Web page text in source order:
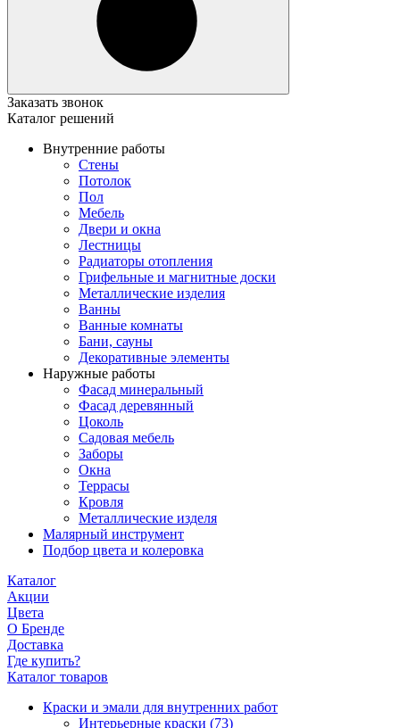
Заказать звонок
Каталог решений
Внутренние работы
Стены
Потолок
Пол
Мебель
Двери и окна
Лестницы
Радиаторы отопления
Грифельные и магнитные доски
Металлические изделия
Ванны
Ванные комнаты
Бани, сауны
Декоративные элементы
Наружные работы
Фасад минеральный
Фасад деревянный
Цоколь
Садовая мебель
Заборы
Окна
Террасы
Кровля
Металлические изделя
Малярный инструмент
Подбор цвета и колеровка
Каталог
Акции
Цвета
О Бренде
Доставка
Где купить?
Каталог товаров
Краски и эмали для внутренних работ
Интерьерные краски (73)